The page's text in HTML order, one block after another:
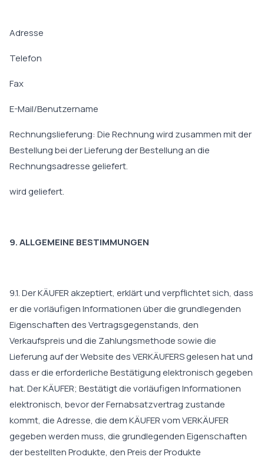
Adresse
Telefon
Fax
E-Mail/Benutzername
Rechnungslieferung: Die Rechnung wird zusammen mit der
Bestellung bei der Lieferung der Bestellung an die
Rechnungsadresse geliefert.
wird geliefert.
9. ALLGEMEINE BESTIMMUNGEN
9.1. Der KÄUFER akzeptiert, erklärt und verpflichtet sich, dass
er die vorläufigen Informationen über die grundlegenden
Eigenschaften des Vertragsgegenstands, den
Verkaufspreis und die Zahlungsmethode sowie die
Lieferung auf der Website des VERKÄUFERS gelesen hat und
dass er die erforderliche Bestätigung elektronisch gegeben
hat. Der KÄUFER; Bestätigt die vorläufigen Informationen
elektronisch, bevor der Fernabsatzvertrag zustande
kommt, die Adresse, die dem KÄUFER vom VERKÄUFER
gegeben werden muss, die grundlegenden Eigenschaften
der bestellten Produkte, den Preis der Produkte